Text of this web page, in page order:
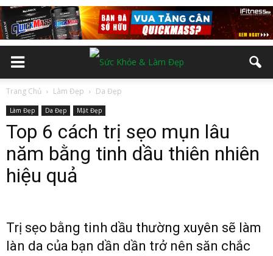
Trang Chủ Làm Đẹp Da Đẹp
Làm Đẹp Da Đẹp Mặt Đẹp
Top 6 cách trị sẹo mụn lâu
năm bằng tinh dầu thiên nhiên
hiệu quả
Trị sẹo bằng tinh dầu thường xuyên sẽ làm
làn da của bạn dần dần trở nên săn chắc